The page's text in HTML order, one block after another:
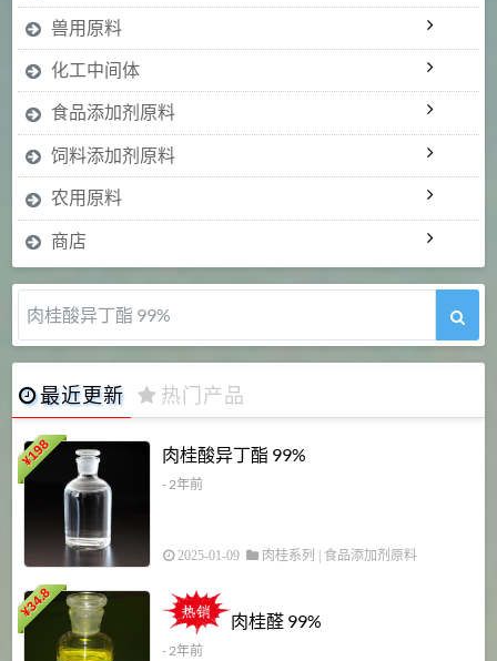
兽用原料
化工中间体
食品添加剂原料
饲料添加剂原料
农用原料
商店
肉桂醛 99%
最近更新 热门产品
¥
198 肉桂酸异丁酯 99%
- 2年前
2025-01-09 肉桂系列 食品添加剂原料
¥
34.8
肉桂醛 99%
- 2年前